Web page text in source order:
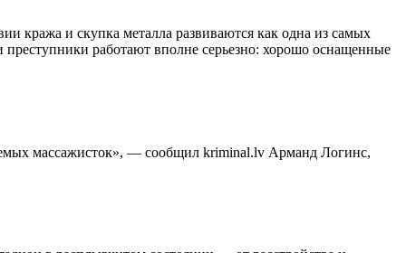
кража и скупка металла развиваются как одна из самых
работают вполне серьезно: хорошо оснащенные
массажисток», — сообщил kriminal.lv Арманд Логинс,